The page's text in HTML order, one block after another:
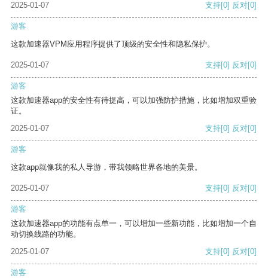
2025-01-07
支持[0] 反对[0]
游客
这款加速器VPM应用程序提供了顶级的安全性和隐私保护。
2025-01-07 支持[0] 反对[0]
游客
这款加速器app的安全性有待提高，可以加强防护措施，比如增加双重验
证。
2025-01-07
支持[0] 反对[0]
游客
这款app就像我的私人导游，带我领略世界各地的美景。
2025-01-07 支持[0] 反对[0]
游客
这款加速器app的功能有点单一，可以增加一些新功能，比如增加一个自
动切换线路的功能。
2025-01-07
支持[0] 反对[0]
游客